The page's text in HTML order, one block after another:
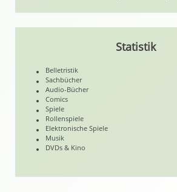
Statistik
Belletristik
Sachbücher
Audio-Bücher
Comics
Spiele
Rollenspiele
Elektronische Spiele
Musik
DVDs & Kino